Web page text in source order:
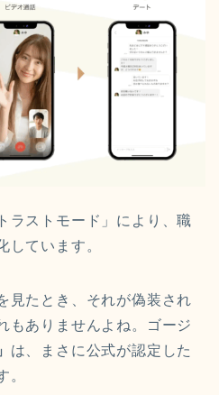
ラストモード」により、職
しています。
見たとき、それが偽装され
もありませんよね。ゴージ
は、まさに公式が認定した
。